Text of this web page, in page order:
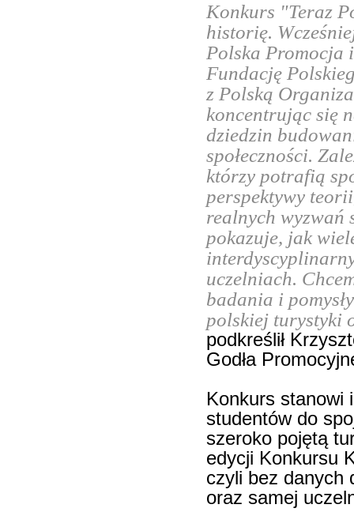
Konkurs "Teraz
historię.
Polska Promocja
Fundację
z Polską
koncentrując się
dziedzin
społeczności.
którzy potrafią
perspektywy
realnych wyzwań
pokazuje, jak
uczelniach.
badania i
polskiej turystyki
podkreślił
Godła
Konkurs stanowi
studentów do
szeroko pojętą
edycji Konkursu
czyli bez danych
oraz samej